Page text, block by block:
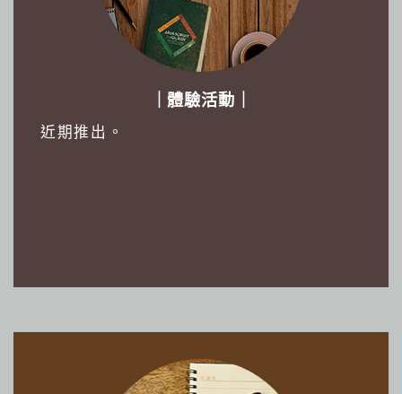
｜體驗活動｜
近期推出。